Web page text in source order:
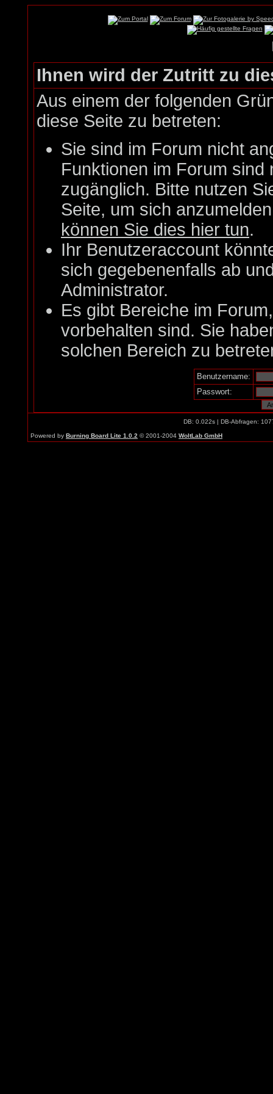
Ihnen wird der Zutritt zu
Aus einem der folgenden
diese Seite zu betreten:
Sie sind im Forum nicht
Funktionen im Forum
zugänglich. Bitte nutzen
Seite, um sich
können Sie dies hier tun.
Ihr Benutzeraccount
sich gegebenenfalls ab
Administrator.
Es gibt Bereiche im
vorbehalten sind. Sie
solchen Bereich zu
Benutzername:
Passwort:
DB: 0.022s | DB-Abfragen:
Powered by Burning Board Lite 1.0.2 © 2001-2004 WoltLab GmbH